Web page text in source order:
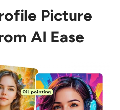
Picture
AI Ease